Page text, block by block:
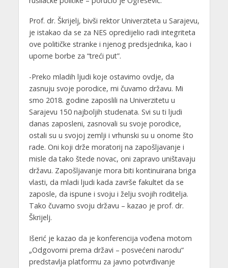
Prof. dr. Škrijelj, bivši rektor Univerziteta u Sarajevu,
je istakao da se za NES opredijelio radi integriteta
ove političke stranke i njenog predsjednika, kao i
uporne borbe za “treći put”.
-Preko mladih ljudi koje ostavimo ovdje, da
zasnuju svoje porodice, mi čuvamo državu. Mi
smo 2018. godine zaposlili na Univerzitetu u
Sarajevu 150 najboljih studenata. Svi su ti ljudi
danas zaposleni, zasnovali su svoje porodice,
ostali su u svojoj zemlji i vrhunski su u onome što
rade. Oni koji drže moratorij na zapošljavanje i
misle da tako štede novac, oni zapravo uništavaju
državu. Zapošljavanje mora biti kontinuirana briga
vlasti, da mladi ljudi kada završe fakultet da se
zaposle, da ispune i svoju i želju svojih roditelja.
Tako čuvamo svoju državu – kazao je prof. dr.
Škrijelj.
Išerić je kazao da je konferencija vođena motom
„Odgovorni prema državi – posvećeni narodu“
predstavlja platformu za javno potvrđivanje